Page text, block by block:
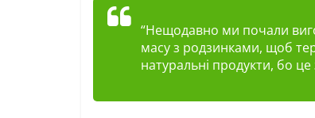
“Нещодавно ми почали
масу з родзинками, щоб
натуральні продукти, бо